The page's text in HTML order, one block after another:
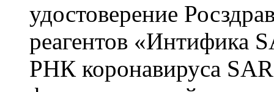
удостоверение
реагентов «Интифика
РНК коронавируса